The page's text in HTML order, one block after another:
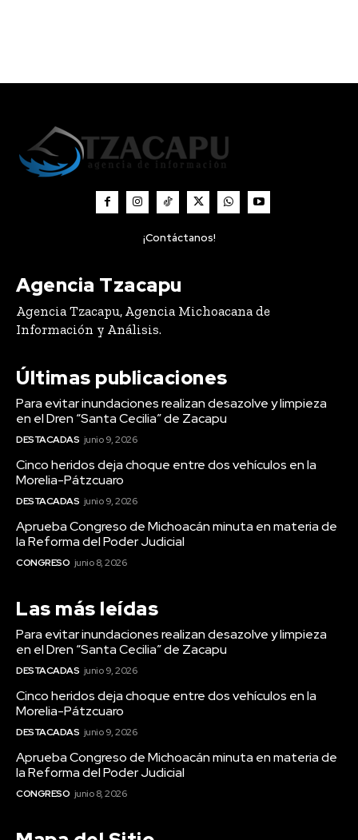
¡Contáctanos!
Agencia Tzacapu
Agencia Tzacapu, Agencia Michoacana de
Información y Análisis.
Últimas publicaciones
Para evitar inundaciones realizan desazolve y limpieza
en el Dren “Santa Cecilia” de Zacapu
DESTACADAS junio 9, 2026
Cinco heridos deja choque entre dos vehículos en la
Morelia-Pátzcuaro
DESTACADAS junio 9, 2026
Aprueba Congreso de Michoacán minuta en materia de
la Reforma del Poder Judicial
CONGRESO junio 8, 2026
Las más leídas
Para evitar inundaciones realizan desazolve y limpieza
en el Dren “Santa Cecilia” de Zacapu
DESTACADAS junio 9, 2026
Cinco heridos deja choque entre dos vehículos en la
Morelia-Pátzcuaro
DESTACADAS junio 9, 2026
Aprueba Congreso de Michoacán minuta en materia de
la Reforma del Poder Judicial
CONGRESO junio 8, 2026